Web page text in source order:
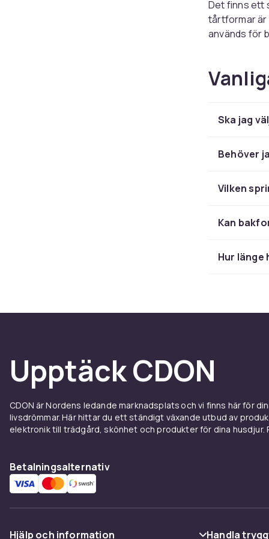
Det finns ett
tårtformar är
används för
Storleken
degen
gräddning.
enkel
passar
konstant
Välj
Fundera på
springform
att baka
De flesta
har en
Non-stick
av silikon
Ska jag
Behöver
Vilken
Kan
Hur länge
Upptäck CDON
CDON är Nordens ledande marknadsplats och vi finns här för
livsdrömmar. Här hittar du ett ständigt växande utbud av
elektronik till trädgård, skönhet och produkter för dina husdjur.
Betalningsalternativ
Hjälp och information Handla